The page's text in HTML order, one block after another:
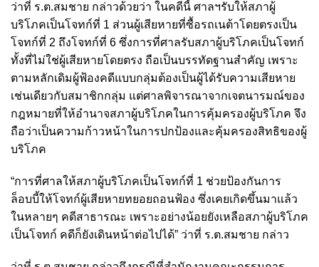
ว่าที่ ร.ต.สมชาย กล่าวด้วยว่า ในคดีนี้ ศาลฯรับให้สภาผู้
บริโภคเป็นโจทก์ที่ 1 ส่วนผู้เสียหายที่ซื้อรถเนต้าโดยตรงเป็น
โจทก์ที่ 2 ถึงโจทก์ที่ 6 ซึ่งการที่ศาลรับสภาผู้บริโภคเป็นโจทก์
ทั้งที่ไม่ใช่ผู้เสียหายโดยตรง ถือเป็นบรรทัดฐานสำคัญ เพราะ
ตามหลักเดิมผู้ฟ้องคดีแบบกลุ่มต้องเป็นผู้ได้รับความเสียหาย
เช่นเดียวกับสมาชิกกลุ่ม แต่ศาลพิจารณาจากเจตนารมณ์ของ
กฎหมายที่ให้อำนาจสภาผู้บริโภคในการคุ้มครองผู้บริโภค จึง
ถือว่าเป็นความก้าวหน้าในการปกป้องและคุ้มครองสิทธิของผู้
บริโภค
“การที่ศาลให้สภาผู้บริโภคเป็นโจทก์ที่ 1 ช่วยป้องกันการ
ล็อบบี้ให้โจทก์ผู้เสียหายทยอยถอนฟ้อง ซึ่งเคยเกิดขึ้นมาแล้ว
ในหลายๆ คดีสาธารณะ เพราะอย่างน้อยยังเหลือสภาผู้บริโภค
เป็นโจทก์ คดีก็ยังเดินหน้าต่อไปได้” ว่าที่ ร.ต.สมชาย กล่าว